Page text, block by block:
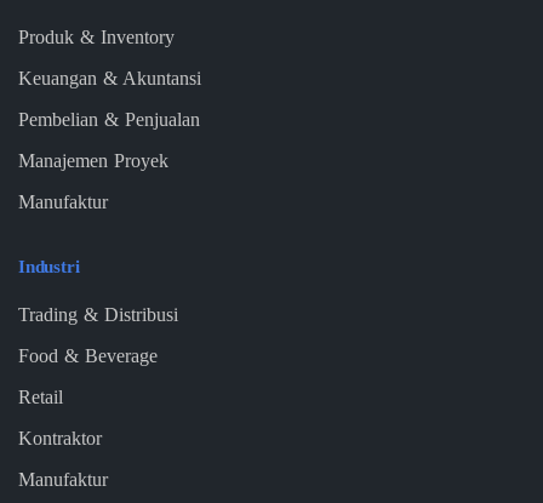
Produk & Inventory
Keuangan & Akuntansi
Pembelian & Penjualan
Manajemen Proyek
Manufaktur
Industri
Trading & Distribusi
Food & Beverage
Retail
Kontraktor
Manufaktur